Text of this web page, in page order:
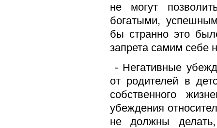
не могут
богатыми,
бы странно это
запрета самим себе
- Негативные
от родителей в
собственного
убеждения
не должны